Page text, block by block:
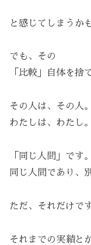
と感じてしまうか
でも、その
「比較」自体を捨
その人は、その人。
わたしは、わたし。
「同じ人間」です。
同じ人間であり、
ただ、それだけです
それまでの実績とか